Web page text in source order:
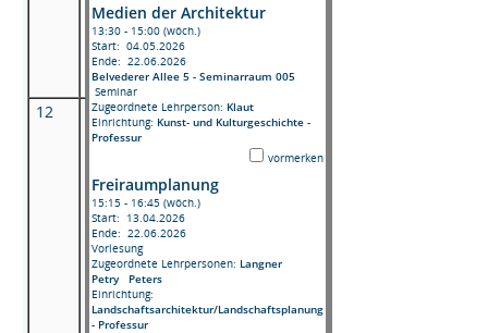
Medien der Architektur
13:30 - 15:00 (wöch.)
Start: 04.05.2026
Ende: 22.06.2026
Belvederer Allee 5 - Seminarraum 005
Seminar
Zugeordnete Lehrperson: Klaut
Einrichtung: Kunst- und Kulturgeschichte -
Professur
vormerken
Freiraumplanung
15:15 - 16:45 (wöch.)
Start: 13.04.2026
Ende: 22.06.2026
Vorlesung
Zugeordnete Lehrpersonen: Langner
Petry Peters
Einrichtung:
Landschaftsarchitektur/Landschaftsplanung
- Professur
12